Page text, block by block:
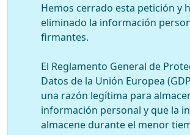
Hemos cerrado esta petición y
eliminado la información
firmantes.
El Reglamento General de
Datos de la Unión Europea
una razón legítima para
información personal y que la
almacene durante el menor